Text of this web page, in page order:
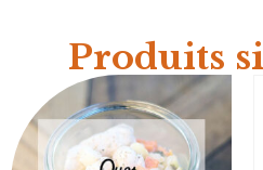
Produits